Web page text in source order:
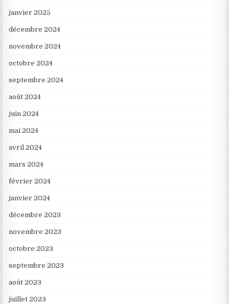
janvier 2025
décembre 2024
novembre 2024
octobre 2024
septembre 2024
août 2024
juin 2024
mai 2024
avril 2024
mars 2024
février 2024
janvier 2024
décembre 2023
novembre 2023
octobre 2023
septembre 2023
août 2023
juillet 2023